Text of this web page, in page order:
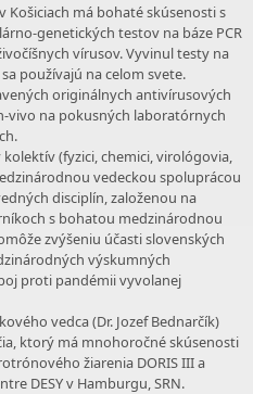
Košiciach má bohaté skúsenosti s
genetických testov na báze PCR
vírusov. Vyvinul testy na
používajú na celom svete.
originálnych antivírusových
vivo na pokusných laboratórnych
(fyzici, chemici, virológovia,
vedeckou spoluprácou
disciplín, založenou na
s bohatou medzinárodnou
zvýšeniu účasti slovenských
výskumných
proti pandémii vyvolanej
vedca (Dr. Jozef Bednarčík)
ktorý má mnohoročné skúsenosti
žiarenia DORIS III a
DESY v Hamburgu, SRN.